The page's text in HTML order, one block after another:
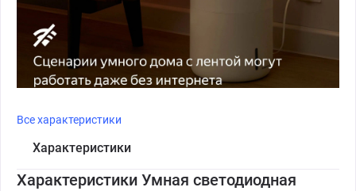
Все характеристики
Характеристики
Характеристики Умная светодиодная